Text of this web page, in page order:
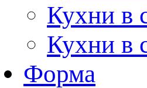
Кухни в
Кухни в
Форма